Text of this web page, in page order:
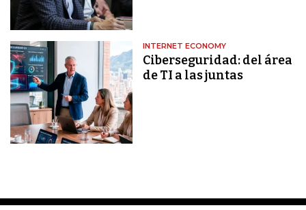
INTERNET ECONOMY
Ciberseguridad: del área
de TI a las juntas